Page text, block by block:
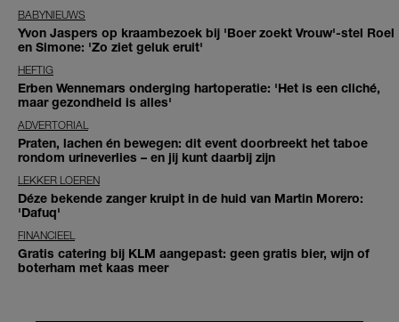
BABYNIEUWS
Yvon Jaspers op kraambezoek bij 'Boer zoekt Vrouw'-stel Roel
en Simone: 'Zo ziet geluk eruit'
HEFTIG
Erben Wennemars onderging hartoperatie: 'Het is een cliché,
maar gezondheid is alles'
ADVERTORIAL
Praten, lachen én bewegen: dit event doorbreekt het taboe
rondom urineverlies – en jij kunt daarbij zijn
LEKKER LOEREN
Déze bekende zanger kruipt in de huid van Martin Morero:
'Dafuq'
FINANCIEEL
Gratis catering bij KLM aangepast: geen gratis bier, wijn of
boterham met kaas meer